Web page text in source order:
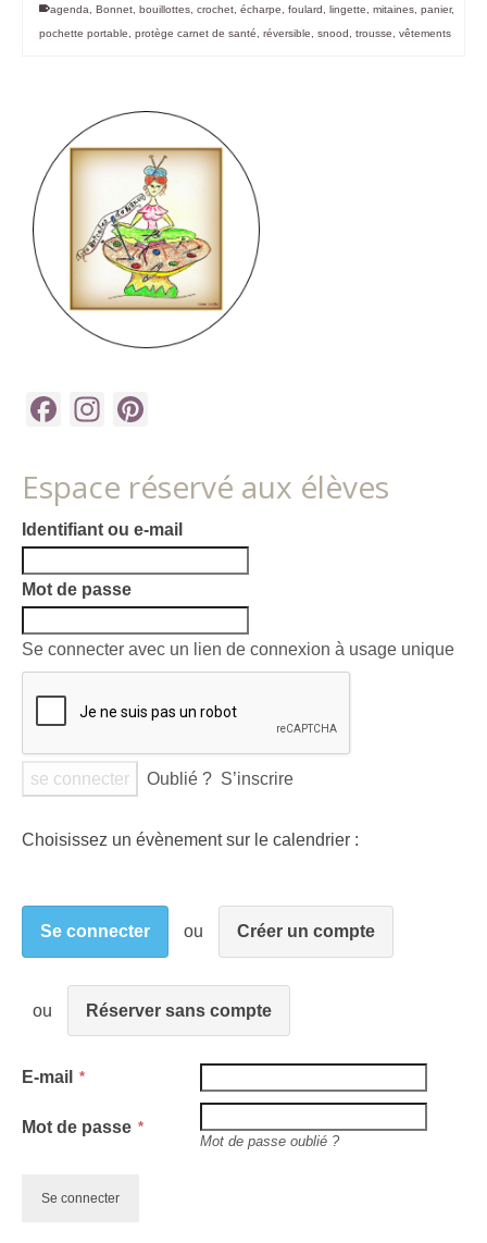
agenda Bonnet bouillottes crochet écharpe foulard lingette mitaines panier,
pochette portable
protège carnet de santé réversible snood trousse vêtements
Facebook
Instagram
Espace réservé aux élèves
Identifiant ou e-mail
Mot de passe
Se connecter avec un lien de connexion à usage unique
Oublié ? S’inscrire
Choisissez un évènement sur le calendrier :
Se connecter Créer un compte
Réserver sans compte
E-mail
Mot de passe
Mot de passe oublié ?